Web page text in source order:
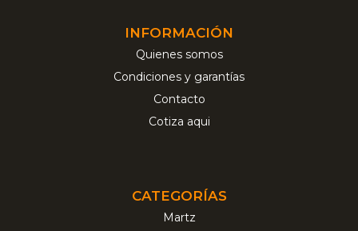
INFORMACIÓN
Quienes somos
Condiciones y garantías
Contacto
Cotiza aqui
CATEGORÍAS
Martz